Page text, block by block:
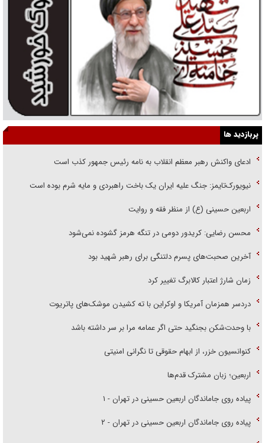
پربازدید ها
ادعای واکنش رهبر معظم انقلاب به نامه رئیس جمهور کذب است
نیویورک‌تایمز: جنگ علیه ایران یک باخت راهبردی و مایه شرم بوده است
اربعین حسینی (ع) از منظر فقه و روایت
محسن رضایی: کریدور دومی در تنگه هرمز گشوده نمی‌شود
آخرین صحبت‌های پسرم دلتنگی برای رهبر شهید بود
زمان شارژ اعتبار کالابرگ تغییر کرد
دردسر همزمان آمریکا و اوکراین با ته کشیدن موشک‌های پاتریوت
با وحدت‌شکن بجنگید حتی اگر عمامه مرا بر سر داشته باشد
کنوانسیون خزر، از ابهام حقوقی تا نگرانی امنیتی
اربعین؛ زبان مشترک قدم‌ها
پیاده روی جاماندگان اربعین حسینی در تهران - ۱
پیاده روی جاماندگان اربعین حسینی در تهران - ۲